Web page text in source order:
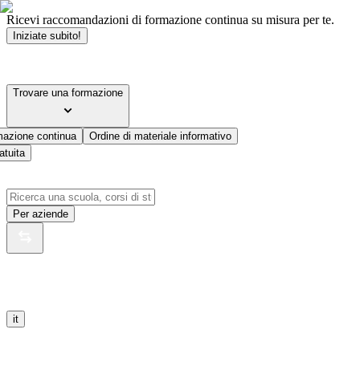
Ricevi raccomandazioni di formazione continua su misura per te.
Iniziate subito!
Trovare una formazione
continua
Ordine di materiale informativo
Per aziende
it